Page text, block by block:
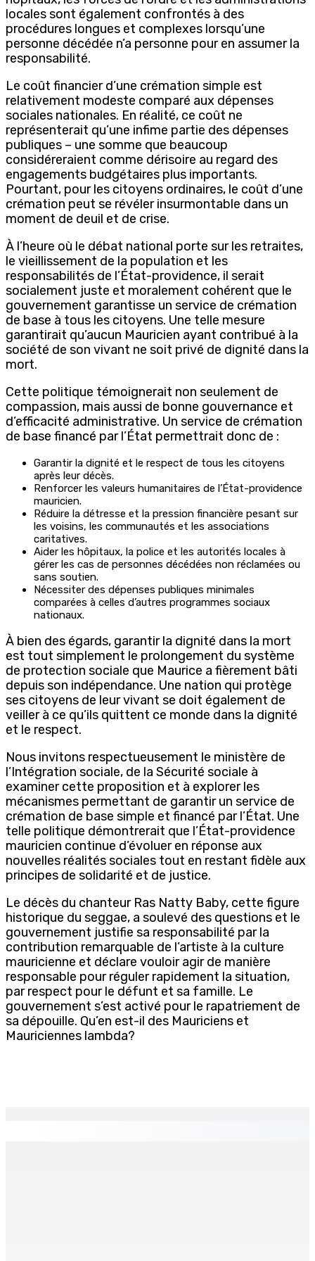
locales sont également confrontés à des
procédures longues et complexes lorsqu’une
personne décédée n’a personne pour en assumer la
responsabilité.
Le coût financier d’une crémation simple est
relativement modeste comparé aux dépenses
sociales nationales. En réalité, ce coût ne
représenterait qu’une infime partie des dépenses
publiques – une somme que beaucoup
considéreraient comme dérisoire au regard des
engagements budgétaires plus importants.
Pourtant, pour les citoyens ordinaires, le coût d’une
crémation peut se révéler insurmontable dans un
moment de deuil et de crise.
À l’heure où le débat national porte sur les retraites,
le vieillissement de la population et les
responsabilités de l’État-providence, il serait
socialement juste et moralement cohérent que le
gouvernement garantisse un service de crémation
de base à tous les citoyens. Une telle mesure
garantirait qu’aucun Mauricien ayant contribué à la
société de son vivant ne soit privé de dignité dans la
mort.
Cette politique témoignerait non seulement de
compassion, mais aussi de bonne gouvernance et
d’efficacité administrative. Un service de crémation
de base financé par l’État permettrait donc de :
Garantir la dignité et le respect de tous les citoyens
après leur décès.
Renforcer les valeurs humanitaires de l’État-providence
mauricien.
Réduire la détresse et la pression financière pesant sur
les voisins, les communautés et les associations
caritatives.
Aider les hôpitaux, la police et les autorités locales à
gérer les cas de personnes décédées non réclamées ou
sans soutien.
Nécessiter des dépenses publiques minimales
comparées à celles d’autres programmes sociaux
nationaux.
À bien des égards, garantir la dignité dans la mort
est tout simplement le prolongement du système
de protection sociale que Maurice a fièrement bâti
depuis son indépendance. Une nation qui protège
ses citoyens de leur vivant se doit également de
veiller à ce qu’ils quittent ce monde dans la dignité
et le respect.
Nous invitons respectueusement le ministère de
l’Intégration sociale, de la Sécurité sociale à
examiner cette proposition et à explorer les
mécanismes permettant de garantir un service de
crémation de base simple et financé par l’État. Une
telle politique démontrerait que l’État-providence
mauricien continue d’évoluer en réponse aux
nouvelles réalités sociales tout en restant fidèle aux
principes de solidarité et de justice.
Le décès du chanteur Ras Natty Baby, cette figure
historique du seggae, a soulevé des questions et le
gouvernement justifie sa responsabilité par la
contribution remarquable de l’artiste à la culture
mauricienne et déclare vouloir agir de manière
responsable pour réguler rapidement la situation,
par respect pour le défunt et sa famille. Le
gouvernement s’est activé pour le rapatriement de
sa dépouille. Qu’en est-il des Mauriciens et
Mauriciennes lambda?